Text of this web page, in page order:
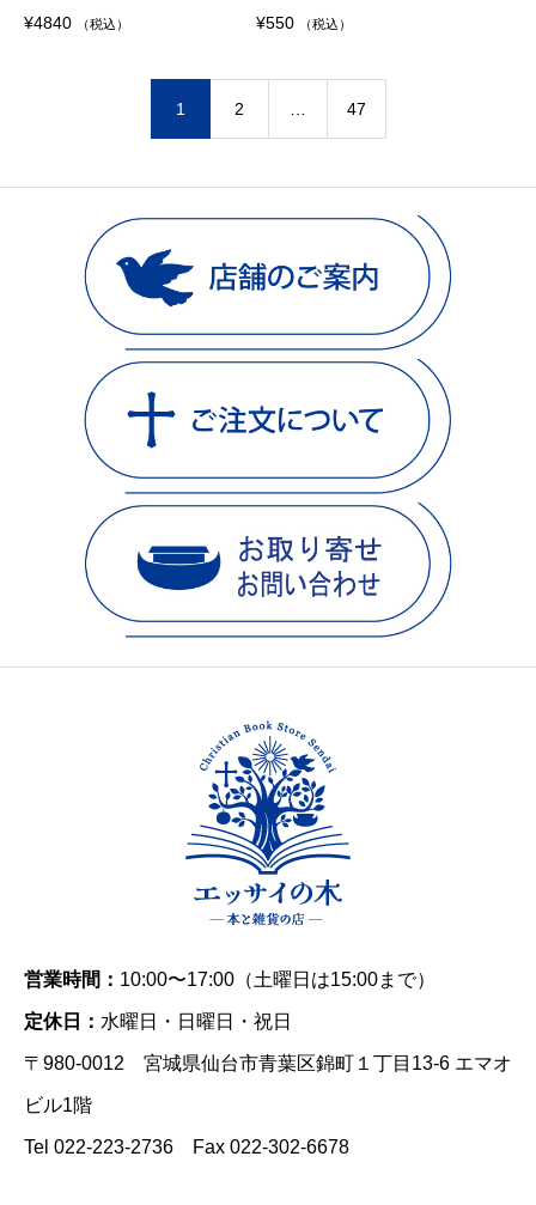
¥4840 （税込）
¥550 （税込）
1 2 47
営業時間： 10:00〜17:00（土曜日は15:00まで）
定休日： 水曜日・日曜日・祝日
〒980-0012 宮城県仙台市青葉区錦町１丁目13-6 エマオ
ビル1階
Tel 022-223-2736 Fax 022-302-6678